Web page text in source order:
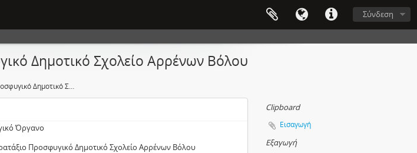
Σύνδεση
Δημοτικό Σχολείο Αρρένων Βόλου
1ο Τετρατάξιο Προσφυγικό Δημοτικό Σχολείο Αρρένων Βόλου
Όργανο
Προσφυγικό Δημοτικό Σχολείο Αρρένων Βόλου
Clipboard
Εισαγωγή
Εξαγωγή